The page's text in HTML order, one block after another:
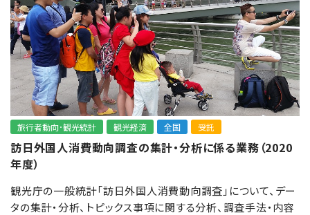
旅行者動向･観光統計 観光経済 全国 受託
訪日外国人消費動向調査の集計・分析に係る業務（2020
年度）
観光庁の一般統計「訪日外国人消費動向調査」について、デー
タの集計‧分析、トピックス事項に関する分析、調査手法・内容